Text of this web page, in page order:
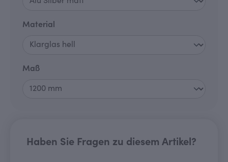
Material
Maßauswählen
Haben Sie Fragen zu diesem Artikel?